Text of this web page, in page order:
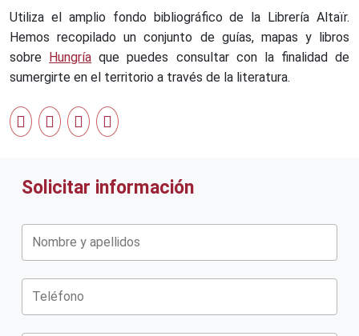
Utiliza el amplio fondo bibliográfico de la Librería Altaïr.
Hemos recopilado un conjunto de guías, mapas y libros
sobre
Hungría que puedes consultar con la finalidad de
sumergirte en el territorio a través de la literatura.
Solicitar información